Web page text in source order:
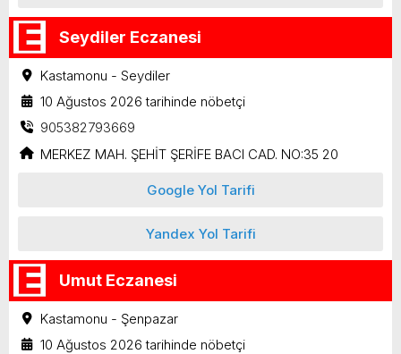
Seydiler Eczanesi
Kastamonu - Seydiler
10 Ağustos 2026 tarihinde nöbetçi
905382793669
MERKEZ MAH. ŞEHİT ŞERİFE BACI CAD. NO:35 20
Google Yol Tarifi
Yandex Yol Tarifi
Umut Eczanesi
Kastamonu - Şenpazar
10 Ağustos 2026 tarihinde nöbetçi